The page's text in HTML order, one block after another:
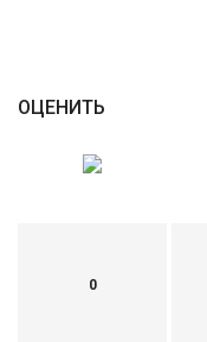
ОЦЕНИТЬ
0